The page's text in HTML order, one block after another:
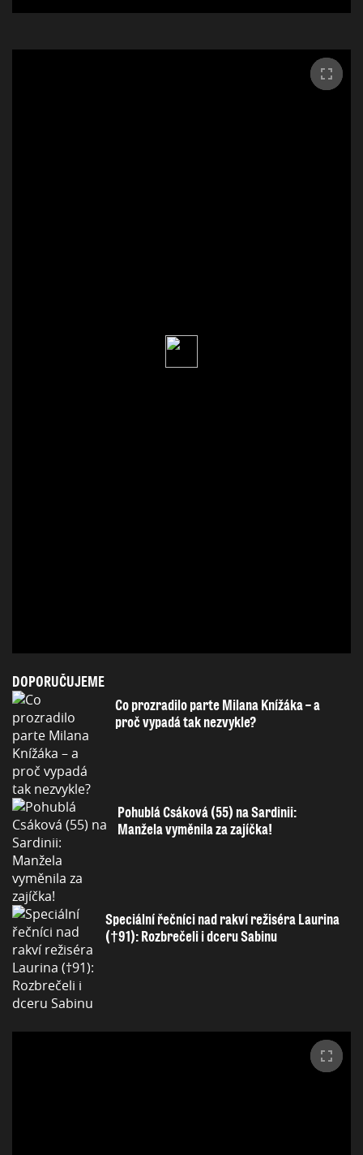
DOPORUČUJEME
Co prozradilo parte Milana Knížáka – a
proč vypadá tak nezvykle?
Pohublá Csáková (55) na Sardinii:
Manžela vyměnila za zajíčka!
Speciální řečníci nad rakví režiséra Laurina
(†91): Rozbrečeli i dceru Sabinu